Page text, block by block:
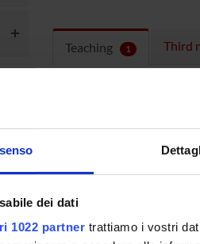
dei dati
1022 partner trattiamo i vostri
Teaching 1 Third
Modules running in the
Click on the module to
COURSE